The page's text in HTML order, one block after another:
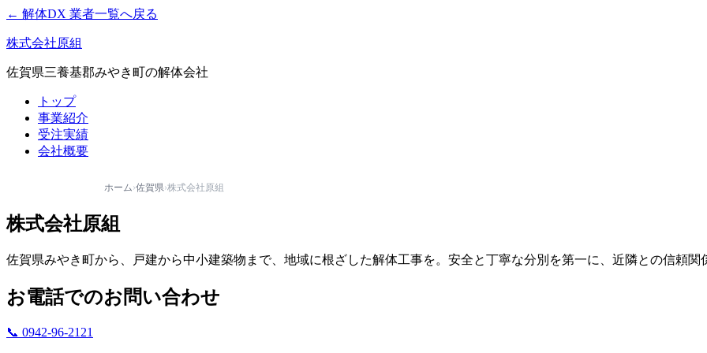
← 解体DX 業者一覧へ戻る
株式会社原組
佐賀県三養基郡みやき町の解体会社
トップ
事業紹介
受注実績
会社概要
ホーム›佐賀県›株式会社原組
株式会社原組
佐賀県みやき町から、戸建から中小建築物まで、地域に根ざした解体工事を。安全と丁寧な分別を第一に、近隣との信頼関
お電話でのお問い合わせ
📞 0942-96-2121